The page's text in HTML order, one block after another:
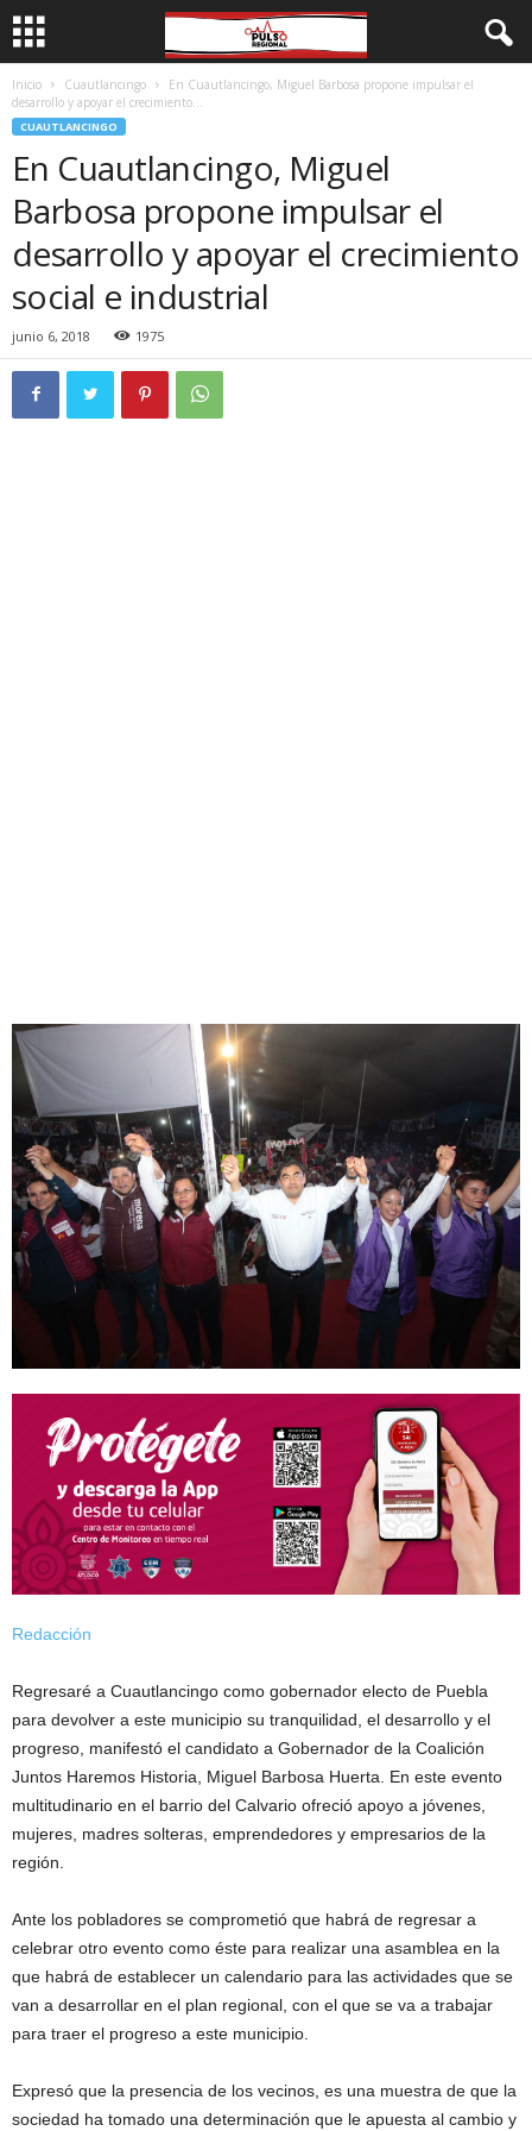
Inicio Cuautlancingo
En Cuautlancingo, Miguel Barbosa propone impulsar el
desarrollo y apoyar el crecimiento...
CUAUTLANCINGO
En Cuautlancingo, Miguel
Barbosa propone impulsar el
desarrollo y apoyar el crecimiento
social e industrial
junio 6, 2018 1975
Redacción
Regresaré a Cuautlancingo como gobernador electo de Puebla
para devolver a este municipio su tranquilidad, el desarrollo y el
progreso, manifestó el candidato a Gobernador de la Coalición
Juntos Haremos Historia, Miguel Barbosa Huerta. En este evento
multitudinario en el barrio del Calvario ofreció apoyo a jóvenes,
mujeres, madres solteras, emprendedores y empresarios de la
región.
Ante los pobladores se comprometió que habrá de regresar a
celebrar otro evento como éste para realizar una asamblea en la
que habrá de establecer un calendario para las actividades que se
van a desarrollar en el plan regional, con el que se va a trabajar
para traer el progreso a este municipio.
Expresó que la presencia de los vecinos, es una muestra de que la
sociedad ha tomado una determinación que le apuesta al cambio y